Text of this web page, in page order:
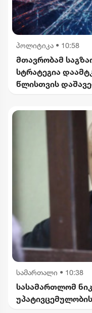
პოლიტიკა • 10:58
მთავრობამ
სტრატეგია
წლისთვის
ითვალისწინებს
სამართალი • 10:38
სასამართლომ